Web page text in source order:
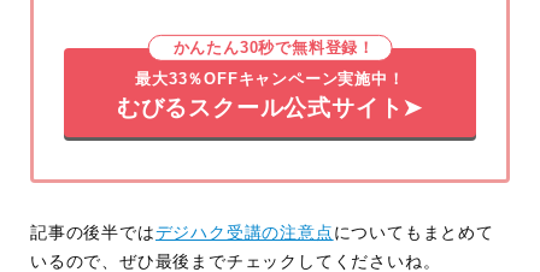
かんたん30秒で無料登録！
最大33％OFFキャンペーン実施中！
むびるスクール公式サイト➤
記事の後半ではデジハク受講の注意点 についてもまとめて
いるので、ぜひ最後までチェックしてくださいね。